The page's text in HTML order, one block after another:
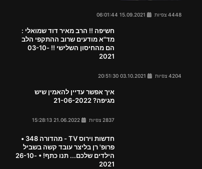
4448 צפיות
חשיפה !! הרב מאיר דוד שמואלי :
מד"א מודעים שרוב ההתקפי הלב
הם מהחיסון השלישי !! 03-10-
2021
4204 צפיות
איך אפשר עדיין להאמין שיש
מגיפה? 21-06-2022
2837 צפיות
חדשות וירוס TV - מהדורה 348 •
פרופ' רן בליצר עובד קשה בשביל
הילדים שלכם... תנו כתף! • 26-10-
2021